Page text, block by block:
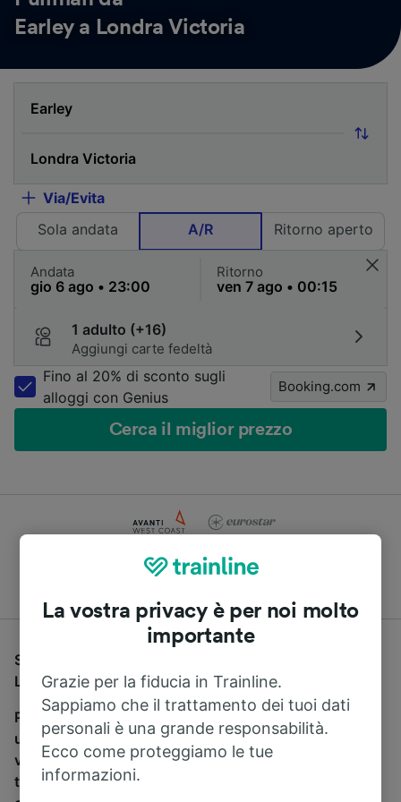
Earley a Londra Victoria
Via/Evita
Sola andata
A/R Ritorno aperto
Andata Ritorno
1 adulto (+16)
Aggiungi carte fedeltà
Fino al 20% di sconto sugli
alloggi con Genius
Booking.com
Cerca il miglior prezzo
pullman
Se stai cercando un pullman per viaggiare da Earley a
Londra Victoria, sei nel posto giusto.
Per trovare i biglietti dei pullman, è sufficiente avviare
una ricerca in alto, e compareremo i tempi e i costi del
viaggio in treno e in pullman. Con Trainline puoi
trovare i biglietti per viaggiare con oltre 170
La vostra privacy è per noi molto
importante
Grazie per la fiducia in Trainline.
Sappiamo che il trattamento dei tuoi dati
personali è una grande responsabilità.
Ecco come proteggiamo le tue
informazioni.